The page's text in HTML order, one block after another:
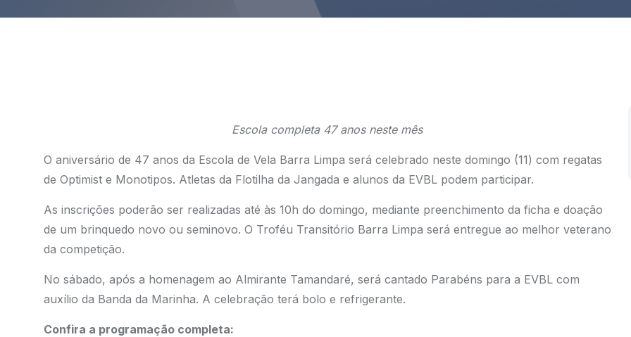
Escola completa 47 anos neste mês
O aniversário de 47 anos da Escola de Vela Barra Limpa será celebrado neste domingo (11) com regatas
de Optimist e Monotipos. Atletas da Flotilha da Jangada e alunos da EVBL podem participar.
As inscrições poderão ser realizadas até às 10h do domingo, mediante preenchimento da ficha e doação
de um brinquedo novo ou seminovo. O Troféu Transitório Barra Limpa será entregue ao melhor veterano
da competição.
No sábado, após a homenagem ao Almirante Tamandaré, será cantado Parabéns para a EVBL com
auxílio da Banda da Marinha. A celebração terá bolo e refrigerante.
Confira a programação completa: